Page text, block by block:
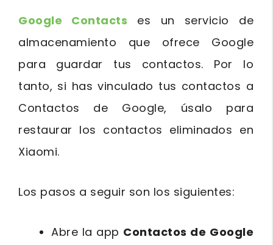
Google Contacts es un servicio de
almacenamiento que ofrece Google
para guardar tus contactos. Por lo
tanto, si has vinculado tus contactos a
Contactos de Google, úsalo para
restaurar los contactos eliminados en
Xiaomi.
Los pasos a seguir son los siguientes:
Abre la app Contactos de Google